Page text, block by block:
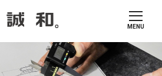
MENU